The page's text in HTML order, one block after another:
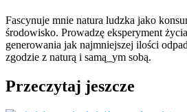
Fascynuje mnie natura ludzka jako
środowisko. Prowadzę eksperyment
generowania jak najmniejszej ilości
zgodzie z naturą i samą_ym sobą.
Przeczytaj jeszcze